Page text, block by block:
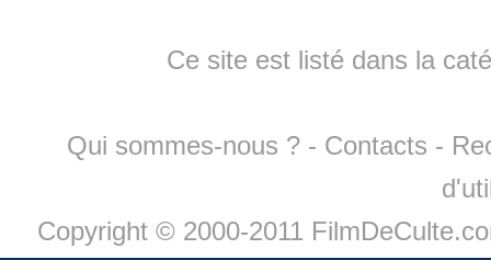
Ce site est listé dans la
Qui sommes-nous ? - Contacts -
Copyright © 2000-2011